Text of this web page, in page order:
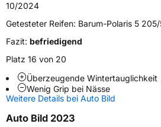
FahrzeugtypPKW
VerwendungWinterreifen
ModellnamePolaris 5
Fahrzeugart
PKW & SUV
10/2024
Getesteter Reifen: Barum-Polaris 5 205/
Fazit: befriedigend
Platz 16 von 20
Überzeugende Wintertauglichkeit
Wenig Grip bei Nässe
Weitere Details bei Auto Bild
Auto Bild 2023